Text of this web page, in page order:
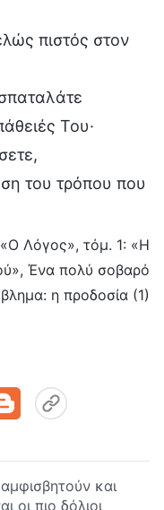
πιστός στον
Του·
του τρόπου που
Λόγος», τόμ. 1: «Η
Ένα πολύ σοβαρό
η προδοσία (1)
και
οι πιο δόλιοι